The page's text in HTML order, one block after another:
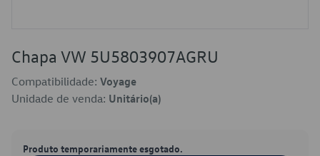
Chapa VW 5U5803907AGRU
Compatibilidade: Voyage
Unidade de venda: Unitário(a)
Produto temporariamente esgotado.